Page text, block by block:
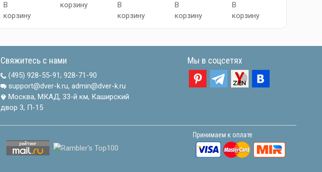
В
корзину
корзину
В
корзину
В
корзину
В
корзину
Свяжитесь с нами
(495) 928-55-91; 928-71-90
support@dver-k.ru, admin@dver-k.ru
Москва, МКАД, 33-й км, Каширский
двор 3, П-15
Мы в соцсетях
Принимаем к оплате